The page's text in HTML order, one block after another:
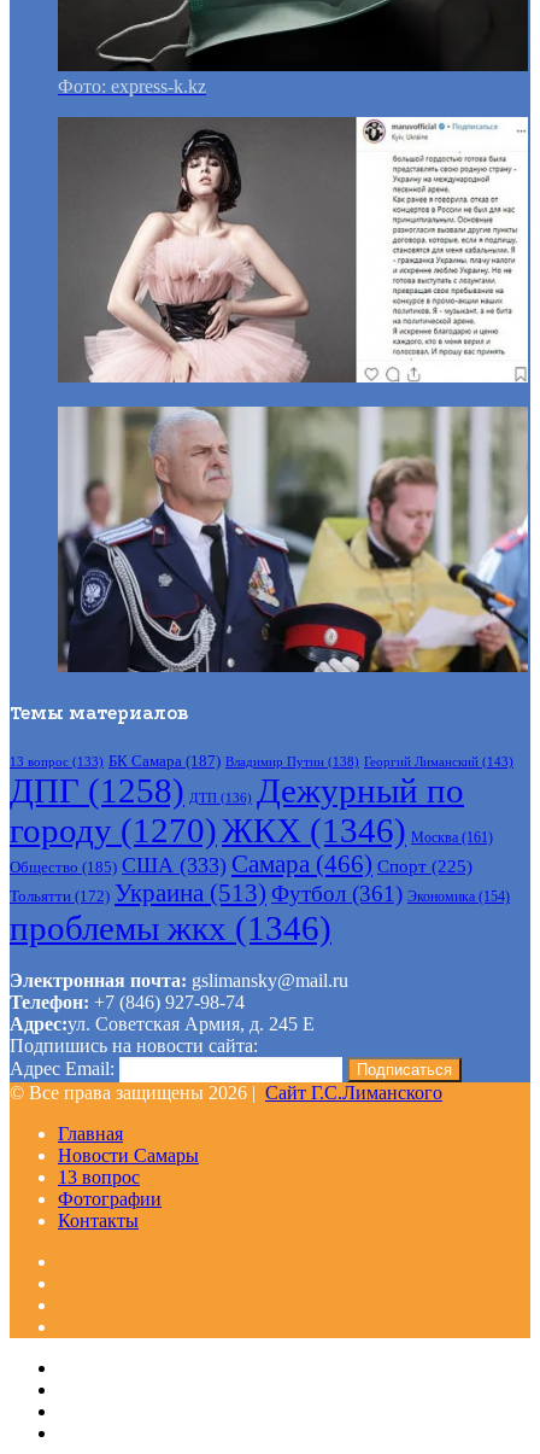
Фото: express-k.kz
Темы материалов
13 вопрос (133) БК Самара (187) Владимир Путин (138) Георгий Лиманский (143)
ДПГ (1258) ДТП (136) Дежурный по
городу (1270)ЖКХ (1346) Москва (161)
Общество (185) США (333) Самара (466) Спорт (225)
Тольятти (172) Украина (513) Футбол (361) Экономика (154)
проблемы жкх (1346)
Электронная почта: gslimansky@mail.ru
Телефон: +7 (846) 927-98-74
Адрес:ул. Советская Армия, д. 245 Е
Подпишись на новости сайта:
Адрес Email:
© Все права защищены 2026 | Сайт Г.С.Лиманского
Главная
Новости Самары
13 вопрос
Фотографии
Контакты
Facebook
Google+
Одноклассники
WhatsApp
Telegram
Viber
Кнопка
«Наверх»
Закрыть